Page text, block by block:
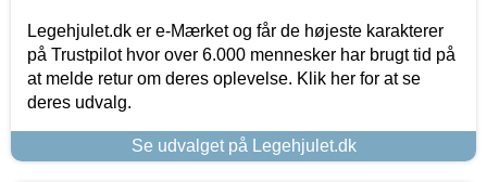
Legehjulet.dk er e-Mærket og får de højeste karakterer
på Trustpilot hvor over 6.000 mennesker har brugt tid på
at melde retur om deres oplevelse. Klik her for at se
deres udvalg.
Se udvalget på Legehjulet.dk